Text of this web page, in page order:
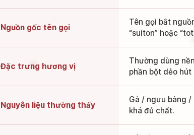
Nguồn gốc tên gọi
Tên gọi bắt
“suiton” hoặc
Đặc trưng hương vị
Thường dùng
phần bột dẻo hút
Nguyên liệu thường thấy
Gà / ngưu bàng
khá đủ chất.